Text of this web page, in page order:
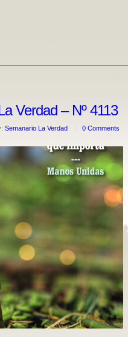
Verdad – Nº 4113
Semanario La Verdad 0 Comments